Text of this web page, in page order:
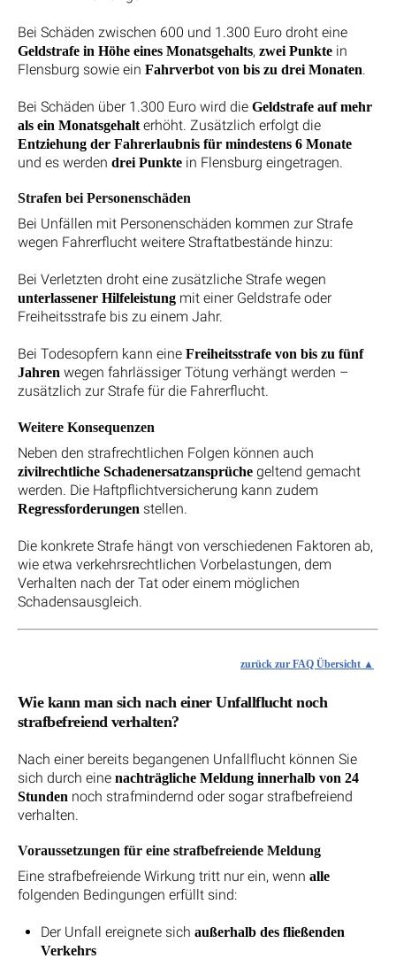
Bei Schäden zwischen 600 und 1.300 Euro droht eine
Geldstrafe in Höhe eines Monatsgehalts, zwei Punkte in
Flensburg sowie ein Fahrverbot von bis zu drei Monaten.
Bei Schäden über 1.300 Euro wird die Geldstrafe auf mehr
als ein Monatsgehalt erhöht. Zusätzlich erfolgt die
Entziehung der Fahrerlaubnis für mindestens 6 Monate
und es werden drei Punkte in Flensburg eingetragen.
Strafen bei Personenschäden
Bei Unfällen mit Personenschäden kommen zur Strafe
wegen Fahrerflucht weitere Straftatbestände hinzu:
Bei Verletzten droht eine zusätzliche Strafe wegen
unterlassener Hilfeleistung mit einer Geldstrafe oder
Freiheitsstrafe bis zu einem Jahr.
Bei Todesopfern kann eine Freiheitsstrafe von bis zu fünf
Jahren wegen fahrlässiger Tötung verhängt werden –
zusätzlich zur Strafe für die Fahrerflucht.
Weitere Konsequenzen
Neben den strafrechtlichen Folgen können auch
zivilrechtliche Schadenersatzansprüche geltend gemacht
werden. Die Haftpflichtversicherung kann zudem
Regressforderungen stellen.
Die konkrete Strafe hängt von verschiedenen Faktoren ab,
wie etwa verkehrsrechtlichen Vorbelastungen, dem
Verhalten nach der Tat oder einem möglichen
Schadensausgleich.
zurück zur FAQ Übersicht
Wie kann man sich nach einer Unfallflucht noch
strafbefreiend verhalten?
Nach einer bereits begangenen Unfallflucht können Sie
sich durch eine nachträgliche Meldung innerhalb von 24
Stunden noch strafmindernd oder sogar strafbefreiend
verhalten.
Voraussetzungen für eine strafbefreiende Meldung
Eine strafbefreiende Wirkung tritt nur ein, wenn alle
folgenden Bedingungen erfüllt sind:
Der Unfall ereignete sich außerhalb des fließenden
Verkehrs